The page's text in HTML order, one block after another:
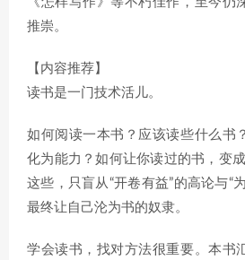
推崇。
【内容推荐】
读书是一门技术活儿。
如何阅读一本书？应该读些什么书
化为能力？如何让你读过的书，变
这些，只盲从“开卷有益”的高论与“
最终让自己沦为书的奴隶。
学会读书，找对方法很重要。本书